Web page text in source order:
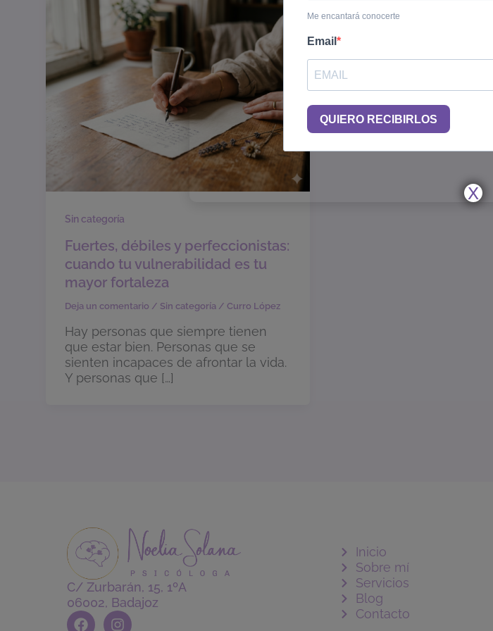
Sin categoría
Fuertes, débiles y perfeccionistas:
cuando tu vulnerabilidad es tu
mayor fortaleza
Deja un comentario / Sin categoría/ Curro López
Hay personas que siempre tienen
que estar bien. Personas que se
sienten incapaces de afrontar la vida.
Y personas que […]
C/ Zurbarán, 15, 1ºA
06002, Badajoz
F
I
Inicio
Sobre mí
Servicios
Blog
Contacto
Me encantará conocerte
Email
QUIERO RECIBIRLOS
X